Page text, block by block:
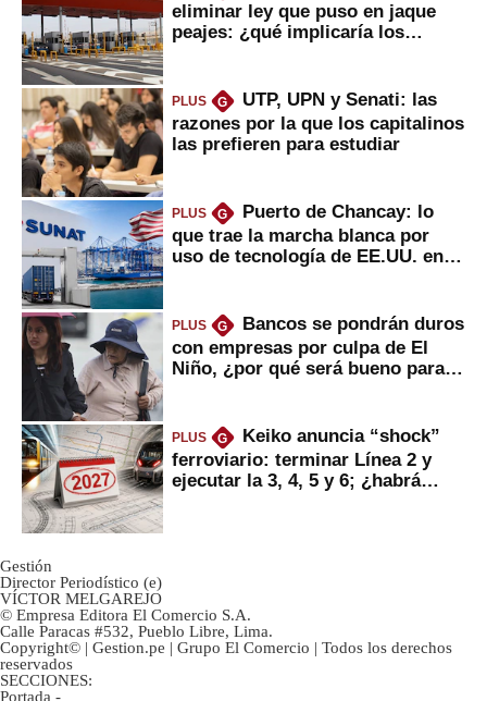
eliminar ley que puso en jaque
peajes: ¿qué implicaría los
PLUS G
UTP, UPN y Senati: las
razones por la que los capitalinos
las prefieren para estudiar
PLUS G
Puerto de Chancay: lo
que trae la marcha blanca por
uso de tecnología de EE.UU. en
PLUS G
Bancos se pondrán duros
con empresas por culpa de El
Niño, ¿por qué será bueno para
PLUS G
Keiko anuncia “shock”
ferroviario: terminar Línea 2 y
ejecutar la 3, 4, 5 y 6; ¿habrá
Gestión
Director Periodístico (e)
VÍCTOR MELGAREJO
© Empresa Editora El Comercio S.A.
Calle Paracas #532, Pueblo Libre, Lima.
Copyright© | Gestion.pe | Grupo El Comercio | Todos los derechos
reservados
SECCIONES:
Portada -